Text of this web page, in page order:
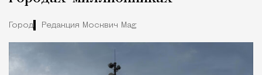
Город Редакция Москвич Mag